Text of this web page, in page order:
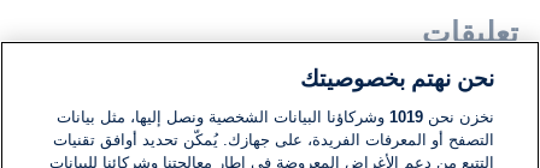
تعليقات
لا توجد تعليقات مكتوبة حتى الآن. كن الأول!
نحن نهتم بخصوصيتك
نخزن نحن1019 وشركاؤنا البيانات الشخصية ونصل إليها، مثل بيانات
التصفح أو المعرفات الفريدة، على جهازك. يُمكّن تحديد أوافق تقنيات
التتبع من دعم الأغراض المعروضة في إطار معالجتنا وشركائنا للبيانات